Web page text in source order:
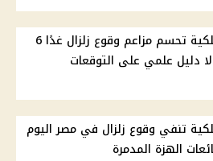
البحوث الفلكية تحسم مزاعم وقوع زلزال غدًا 6
علمي على التوقعات
تنفي وقوع زلزال في مصر اليوم
الهزة المدمرة